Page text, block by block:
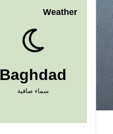
Weather
Baghdad
سماء صافية